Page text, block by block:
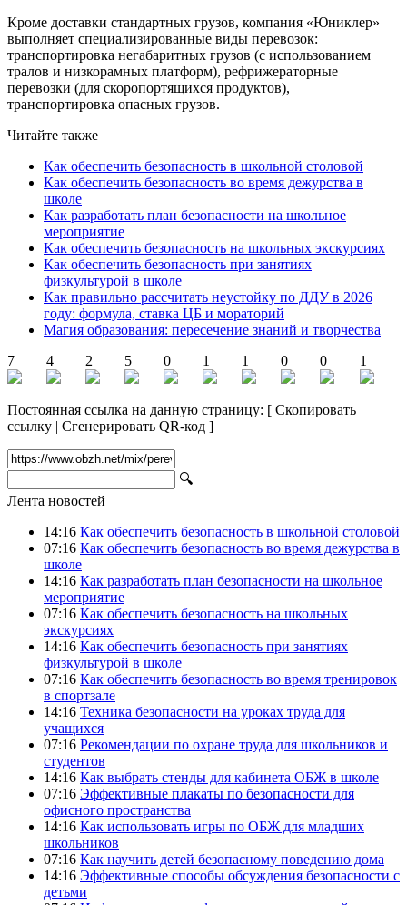
Кроме доставки стандартных грузов, компания «Юниклер»
выполняет специализированные виды перевозок:
транспортировка негабаритных грузов (с использованием
тралов и низкорамных платформ), рефрижераторные
перевозки (для скоропортящихся продуктов),
транспортировка опасных грузов.
Читайте также
Как обеспечить безопасность в школьной столовой
Как обеспечить безопасность во время дежурства в
школе
Как разработать план безопасности на школьное
мероприятие
Как обеспечить безопасность на школьных экскурсиях
Как обеспечить безопасность при занятиях
физкультурой в школе
Как правильно рассчитать неустойку по ДДУ в 2026
году: формула, ставка ЦБ и мораторий
Магия образования: пересечение знаний и творчества
7
4 2 5 0 1 1 0 0 1
Постоянная ссылка на данную страницу: [ Скопировать
ссылку | Сгенерировать QR-код ]
🔍
Лента новостей
14:16 Как обеспечить безопасность в школьной столовой
07:16 Как обеспечить безопасность во время дежурства в
школе
14:16 Как разработать план безопасности на школьное
мероприятие
07:16 Как обеспечить безопасность на школьных
экскурсиях
14:16 Как обеспечить безопасность при занятиях
физкультурой в школе
07:16 Как обеспечить безопасность во время тренировок
в спортзале
14:16 Техника безопасности на уроках труда для
учащихся
07:16 Рекомендации по охране труда для школьников и
студентов
14:16 Как выбрать стенды для кабинета ОБЖ в школе
07:16 Эффективные плакаты по безопасности для
офисного пространства
14:16 Как использовать игры по ОБЖ для младших
школьников
07:16 Как научить детей безопасному поведению дома
14:16 Эффективные способы обсуждения безопасности с
детьми